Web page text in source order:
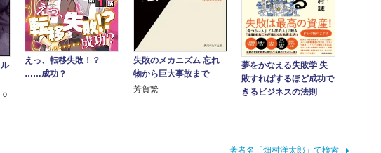
えっ、転移失敗！？
……成功？
失敗のメカニズム 忘れ
物から巨大事故まで
芳賀繁
夢をかなえる失敗学 失
敗すればするほど成功で
きるビジネスの法則
著者名「畑村洋太郎」で検索